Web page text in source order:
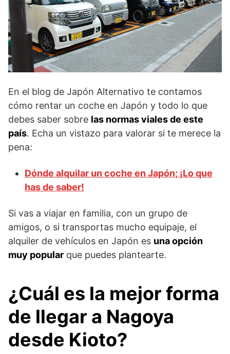
En el blog de Japón Alternativo te contamos
cómo rentar un coche en Japón y todo lo que
debes saber sobre las normas viales de este
país. Echa un vistazo para valorar si te merece la
pena:
Dónde alquilar un coche en Japón; ¡Lo que
has de saber!
Si vas a viajar en familia, con un grupo de
amigos, o si transportas mucho equipaje, el
alquiler de vehículos en Japón es una opción
muy popular que puedes plantearte.
¿Cuál es la mejor forma
de llegar a Nagoya
desde Kioto?